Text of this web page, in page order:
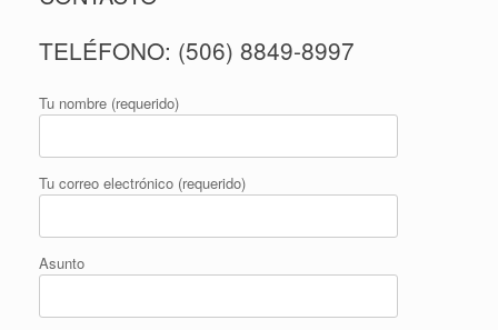
TELÉFONO: (506) 8849-8997
Tu nombre (requerido)
Tu correo electrónico (requerido)
Asunto